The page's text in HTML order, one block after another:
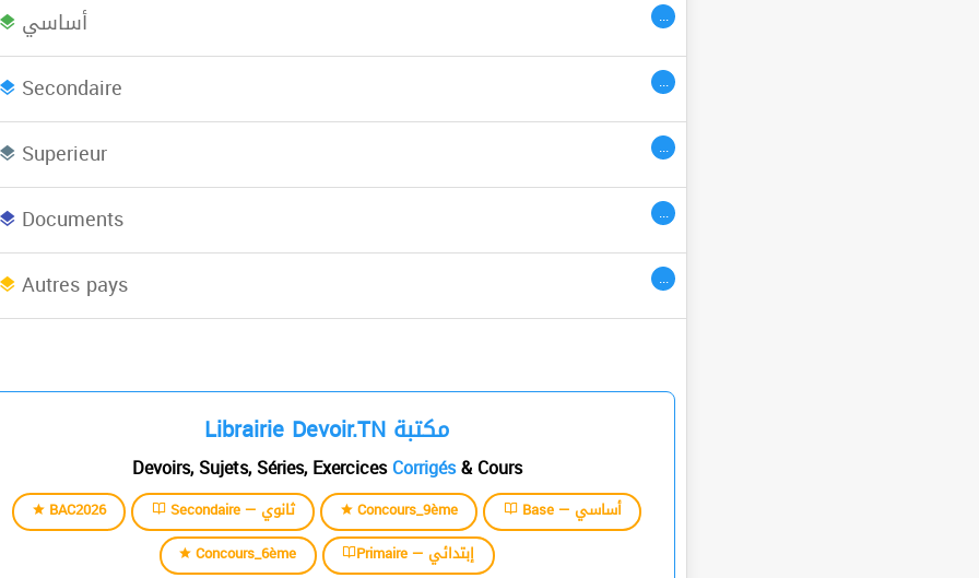
أساسي ...
Secondaire ...
Superieur ...
Bac plus 2
Documents ...
Concours
Autres pays ...
Afrique du Nord
Librairie Devoir.TN مكتبة
Devoirs, Sujets, Séries, ExercicesCorrigés& Cours
BAC2026 Secondaire — ثانوي Concours_9ème
Base — أساسي
Concours_6ème
Primaire — إبتدائي